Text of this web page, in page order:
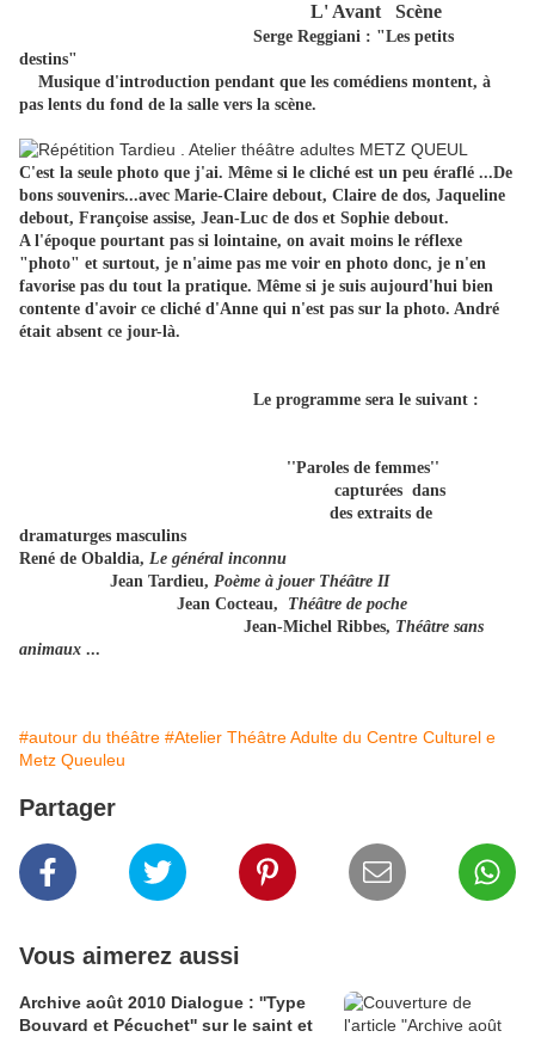
L' Avant Scène
Serge Reggiani : "Les petits
destins"
Musique d'introduction pendant que les comédiens montent, à
pas lents du fond de la salle vers la scène.
C'est la seule photo que j'ai. Même si le cliché est un peu éraflé ...De
bons souvenirs...avec Marie-Claire debout, Claire de dos, Jaqueline
debout, Françoise assise, Jean-Luc de dos et Sophie debout.
A l'époque pourtant pas si lointaine, on avait moins le réflexe
"photo" et surtout, je n'aime pas me voir en photo donc, je n'en
favorise pas du tout la pratique. Même si je suis aujourd'hui bien
contente d'avoir ce cliché d'Anne qui n'est pas sur la photo. André
était absent ce jour-là.
Le programme sera le suivant :
''Paroles de femmes''
capturées dans
des extraits de
dramaturges masculins
René de Obaldia, Le général inconnu
Jean Tardieu, Poème à jouer Théâtre II
Jean Cocteau, Théâtre de poche
Jean-Michel Ribbes, Théâtre sans
animaux ...
#autour du théâtre #Atelier Théâtre Adulte du Centre Culturel e
Metz Queuleu
Partager
Vous aimerez aussi
Archive août 2010 Dialogue : ''Type
Bouvard et Pécuchet'' sur le saint et